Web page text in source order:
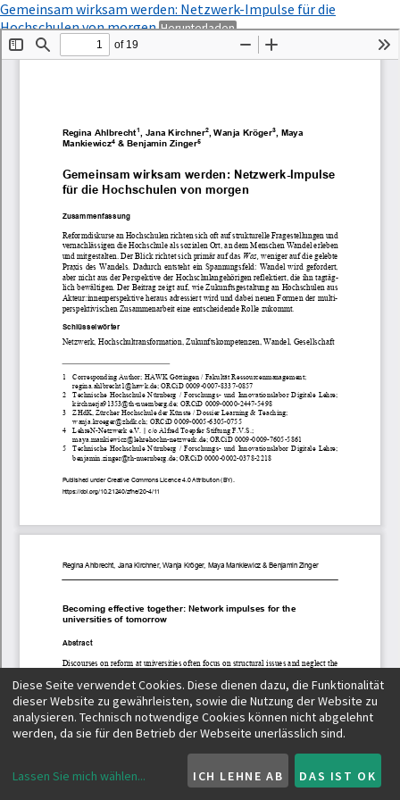
Zu
Artikeldetails
zurückkehren
Gemeinsam wirksam werden: Netzwerk-Impulse für die
Hochschulen von morgenHerunterladenPDF
herunterladen
Diese Seite verwendet Cookies. Diese dienen dazu, die Funktionalität
dieser Website zu gewährleisten, sowie die Nutzung der Website zu
analysieren. Technisch notwendige Cookies können nicht abgelehnt
werden, da sie für den Betrieb der Webseite unerlässlich sind.
Lassen Sie mich wählen... ICH LEHNE AB DAS IST OK